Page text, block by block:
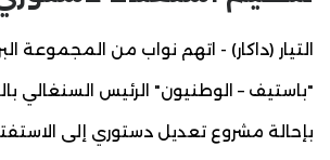
التيار (داكار) - اتهم نواب من المجموعة
"باستيف – الوطنيون" الرئيس السنغالي
بإحالة مشروع تعديل دستوري إلى